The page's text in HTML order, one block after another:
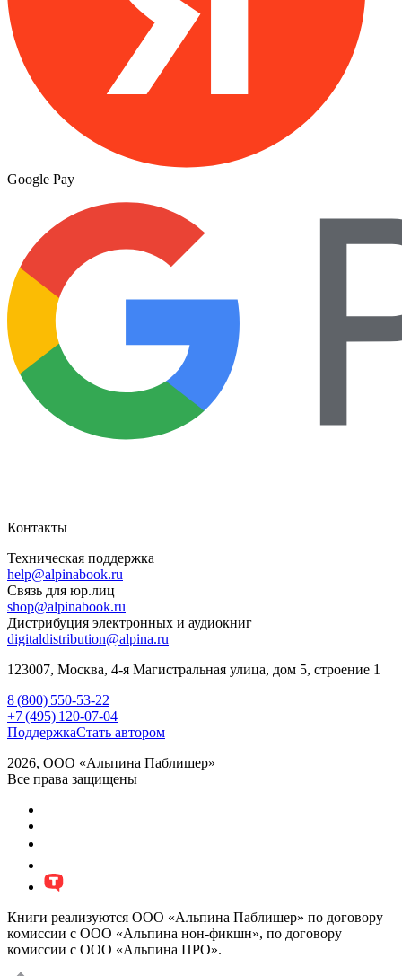
Google Pay
Контакты
Техническая поддержка
help@alpinabook.ru
Связь для юр.лиц
shop@alpinabook.ru
Дистрибуция электронных и аудиокниг
digitaldistribution@alpina.ru
123007, Москва, 4-я Магистральная улица, дом 5, строение 1
8 (800) 550-53-22
+7 (495) 120-07-04
ПоддержкаСтать автором
2026, ООО «Альпина Паблишер»
Все права защищены
Книги реализуются ООО «Альпина Паблишер» по договору
комиссии с ООО «Альпина нон-фикшн», по договору
комиссии с ООО «Альпина ПРО».